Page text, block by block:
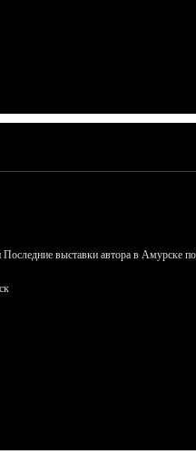
выставки автора в Амурске